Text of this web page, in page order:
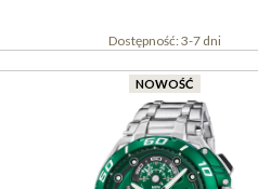
Dostępność:3-7 dni
NOWOŚĆ